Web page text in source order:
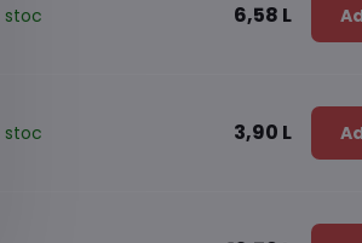
stoc 6,58 L
stoc 3,90 L